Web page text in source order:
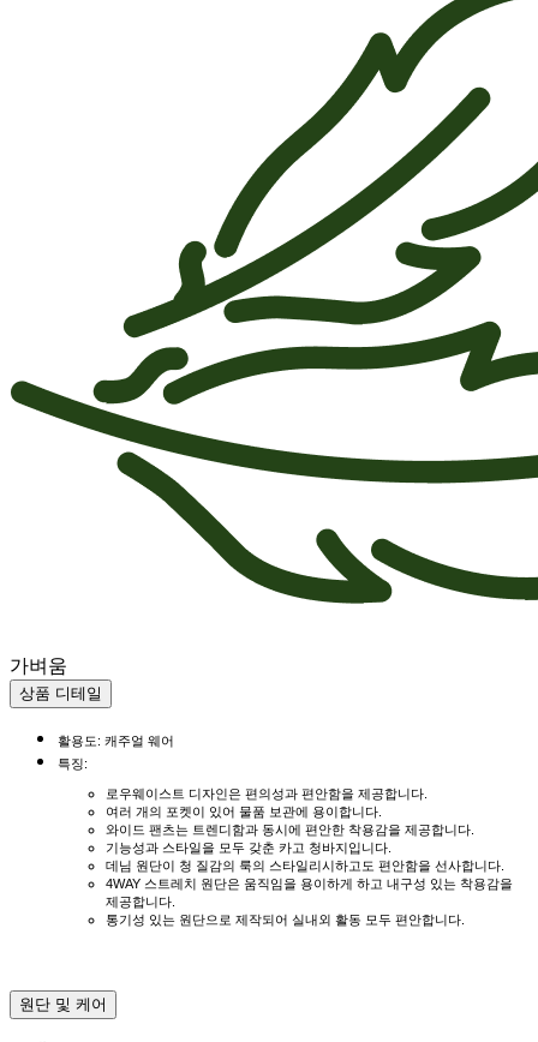
가벼움
상품 디테일
활용도: 캐주얼 웨어
특징:
로우웨이스트 디자인은 편의성과 편안함을 제공합니다.
여러 개의 포켓이 있어 물품 보관에 용이합니다.
와이드 팬츠는 트렌디함과 동시에 편안한 착용감을 제공합니다.
기능성과 스타일을 모두 갖춘 카고 청바지입니다.
데님 원단이 청 질감의 룩의 스타일리시하고도 편안함을 선사합니다.
4WAY 스트레치 원단은 움직임을 용이하게 하고 내구성 있는 착용감을
제공합니다.
통기성 있는 원단으로 제작되어 실내외 활동 모두 편안합니다.
원단 및 케어